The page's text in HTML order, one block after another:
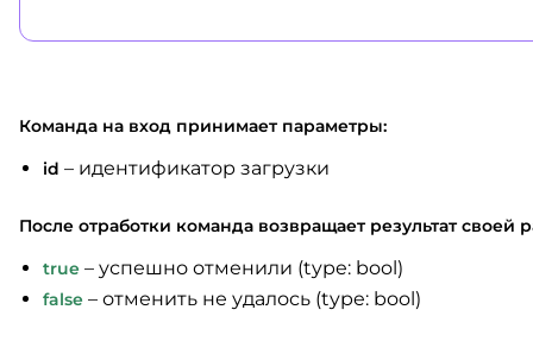
Команда на вход принимает параметры:
id – идентификатор загрузки
После отработки команда возвращает результат своей
true – успешно отменили (type: bool)
false – отменить не удалось (type: bool)